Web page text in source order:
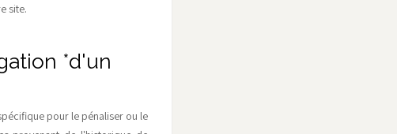
site.
*d'un
pour le pénaliser ou le